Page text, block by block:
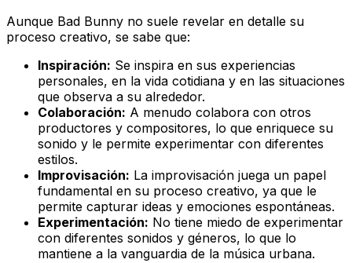
Aunque Bad Bunny no suele revelar en detalle su
proceso creativo, se sabe que:
Inspiración: Se inspira en sus experiencias
personales, en la vida cotidiana y en las situaciones
que observa a su alrededor.
Colaboración: A menudo colabora con otros
productores y compositores, lo que enriquece su
sonido y le permite experimentar con diferentes
estilos.
Improvisación: La improvisación juega un papel
fundamental en su proceso creativo, ya que le
permite capturar ideas y emociones espontáneas.
Experimentación: No tiene miedo de experimentar
con diferentes sonidos y géneros, lo que lo
mantiene a la vanguardia de la música urbana.